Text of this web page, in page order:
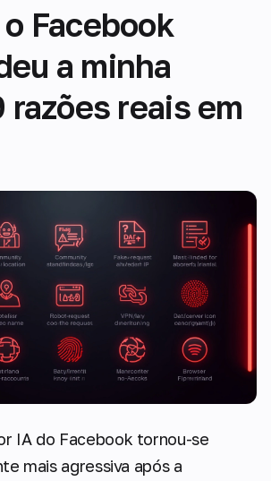
Facebook
a minha
razões reais em
IA do Facebook tornou-se
mais agressiva após a